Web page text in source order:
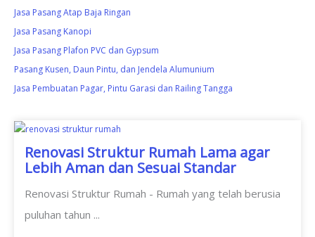
Jasa Pasang Atap Baja Ringan
Jasa Pasang Kanopi
Jasa Pasang Plafon PVC dan Gypsum
Pasang Kusen, Daun Pintu, dan Jendela Alumunium
Jasa Pembuatan Pagar, Pintu Garasi dan Railing Tangga
Renovasi Struktur Rumah Lama agar
Lebih Aman dan Sesuai Standar
Renovasi Struktur Rumah - Rumah yang telah berusia
puluhan tahun ...